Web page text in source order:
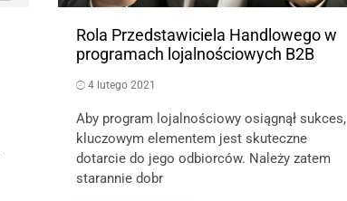
Rola Przedstawiciela Handlowego w
programach lojalnościowych B2B
4 lutego 2021
Aby program lojalnościowy osiągnął sukces,
kluczowym elementem jest skuteczne
dotarcie do jego odbiorców. Należy zatem
starannie dobr